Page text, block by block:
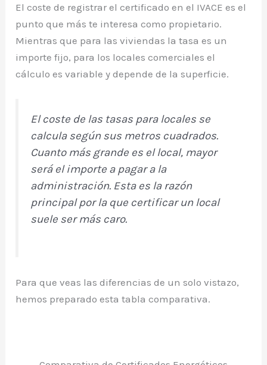
El coste de registrar el certificado en el IVACE es el
punto que más te interesa como propietario.
Mientras que para las viviendas la tasa es un
importe fijo, para los locales comerciales el
cálculo es variable y depende de la superficie.
El coste de las tasas para locales se
calcula según sus metros cuadrados.
Cuanto más grande es el local, mayor
será el importe a pagar a la
administración. Esta es la razón
principal por la que certificar un local
suele ser más caro.
Para que veas las diferencias de un solo vistazo,
hemos preparado esta tabla comparativa.